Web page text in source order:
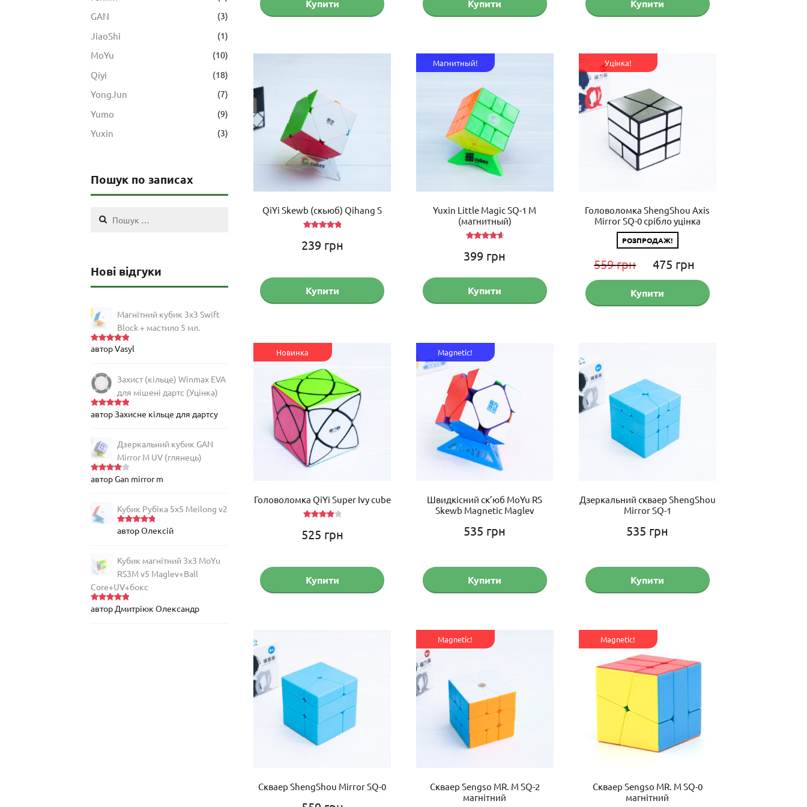
Купити Купити Купити
QiYi Skewb (скьюб) Qihang S
в5.00з 5
239 грн
Купити
Yuxin Little Magic SQ-1 M
(магнитный)
в4.75з 5
399 грн
Магнитный!
Купити
Головоломка ShengShou Axis
Mirror SQ-0 срібло уцінка
РОЗПРОДАЖ!
559грн
Оригінальна
ціна:
559 грн.
475 грн
ціна:
475 грн.
Уцінка!
Купити
Головоломка QiYi Super Ivy cube
о в4.00
525 грн
Новинка
Купити
Швидкісний ск’юб MoYu RS
Skewb Magnetic Maglev
535 грн
Magnetic!
Купити
Дзеркальний скваер ShengShou
Mirror SQ-1
535 грн
Купити
Скваер ShengShou Mirror SQ-0
Скваер Sengso MR. M SQ-2
магнітний
Magnetic!
Скваер Sengso MR. M SQ-0
магнітний
Magnetic!
GAN (3)
JiaoShi (1)
MoYu (10)
Qiyi (18)
YongJun (7)
Yumo (9)
Yuxin (3)
Пошук по записах
Пошук:
Нові відгуки
Магнітний кубик 3х3 Swift
Block + мастило 5 мл.
Оцінено
автор Vasyl
Захист (кільце) Winmax EVA
для мішені дартс (Уцінка)
Оцінено
автор Захисне кільце для дартсу
Дзеркальний кубик GAN
Mirror M UV (глянець)
Оцінен
5
автор Gan mirror m
Кубик Рубіка 5x5 Meilong v2
Оцінено
автор Олексій
Кубик магнітний 3х3 MoYu
RS3M v5 Maglev+Ball
Core+UV+бокс
Оцінено
автор Дмитріюк Олександр